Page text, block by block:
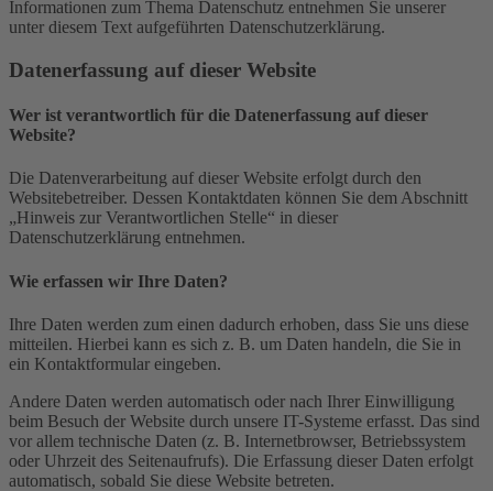
Informationen zum Thema Datenschutz entnehmen Sie unserer
unter diesem Text aufgeführten Datenschutzerklärung.
Datenerfassung auf dieser Website
Wer ist verantwortlich für die Datenerfassung auf dieser
Website?
Die Datenverarbeitung auf dieser Website erfolgt durch den
Websitebetreiber. Dessen Kontaktdaten können Sie dem Abschnitt
„Hinweis zur Verantwortlichen Stelle“ in dieser
Datenschutzerklärung entnehmen.
Wie erfassen wir Ihre Daten?
Ihre Daten werden zum einen dadurch erhoben, dass Sie uns diese
mitteilen. Hierbei kann es sich z. B. um Daten handeln, die Sie in
ein Kontaktformular eingeben.
Andere Daten werden automatisch oder nach Ihrer Einwilligung
beim Besuch der Website durch unsere IT-Systeme erfasst. Das sind
vor allem technische Daten (z. B. Internetbrowser, Betriebssystem
oder Uhrzeit des Seitenaufrufs). Die Erfassung dieser Daten erfolgt
automatisch, sobald Sie diese Website betreten.